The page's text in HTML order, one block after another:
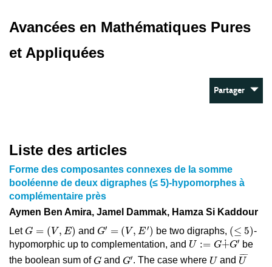
Avancées en Mathématiques Pures
et Appliquées
Partager
Liste des articles
Forme des composantes connexes de la somme
booléenne de deux digraphes (≤ 5)-hypomorphes à
complémentaire près
Aymen Ben Amira, Jamel Dammak, Hamza Si Kaddour
LetG = ( V, E)
G ,E) and G′ = ( V , E′)
G′= ,E′ be two digraphs, (≤ 5)
(≤5 )
-
hypomorphic up to complementation, and U := G˙
+G′
U:= G +˙ G ′
be
the boolean sum ofG
G and G′
G′. The case where U
U and ¯¯¯¯
U
U¯